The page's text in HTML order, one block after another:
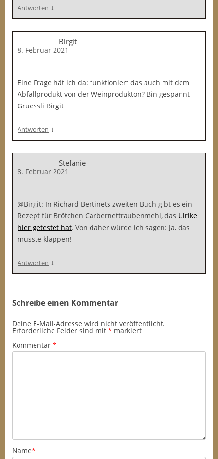
Antworten ↓
Birgit
8. Februar 2021
Eine Frage hät ich da: funktioniert das auch mit dem
Abfallprodukt von der Weinprodukton? Bin gespannt
Grüessli Birgit
Antworten ↓
Stefanie
8. Februar 2021
@Birgit: In Richard Bertinets zweiten Buch gibt es ein
Rezept für Brötchen Carbernettraubenmehl, das Ulrike
hier getestet hat. Von daher würde ich sagen: Ja, das
müsste klappen!
Antworten ↓
Schreibe einen Kommentar
Deine E-Mail-Adresse wird nicht veröffentlicht.
Erforderliche Felder sind mit * markiert
Kommentar *
Name*